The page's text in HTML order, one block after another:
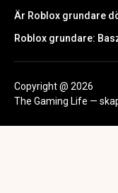
Är Roblox grundare
Roblox grundare:
Copyright @ 2026
The Gaming Life —